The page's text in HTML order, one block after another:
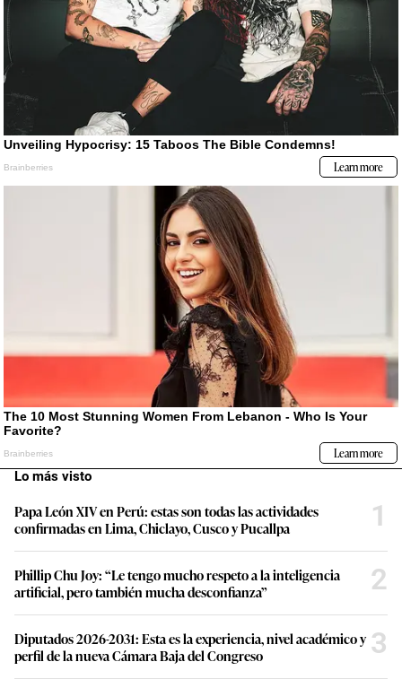
Lo más visto
Papa León XIV en Perú: estas son todas las actividades
confirmadas en Lima, Chiclayo, Cusco y Pucallpa
1
Phillip Chu Joy: “Le tengo mucho respeto a la inteligencia
artificial, pero también mucha desconfianza”
2
Diputados 2026-2031: Esta es la experiencia, nivel académico y
perfil de la nueva Cámara Baja del Congreso
3